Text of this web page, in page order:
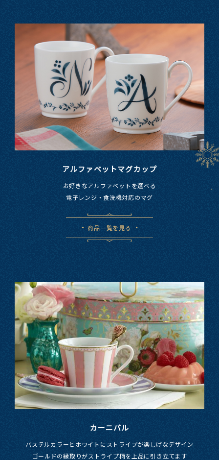
アルファベットマグカップ
お好きな​アルファベットを​選べる
電子レンジ・​食洗機対応の​マグ
商品一覧を見る
カーニバル
パステルカラーと​ホワイトに​ストライプが​楽しげな​デザイン
ゴールドの​縁取りが​ストライプ柄を​上品に​引き立てます​